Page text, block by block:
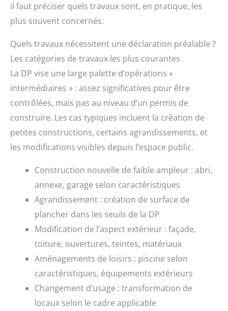
il faut préciser quels travaux sont, en pratique, les
plus souvent concernés.
Quels travaux nécessitent une déclaration préalable ?
Les catégories de travaux les plus courantes
La DP vise une large palette d’opérations «
intermédiaires » : assez significatives pour être
contrôlées, mais pas au niveau d’un permis de
construire. Les cas typiques incluent la création de
petites constructions, certains agrandissements, et
les modifications visibles depuis l’espace public.
Construction nouvelle de faible ampleur : abri,
annexe, garage selon caractéristiques
Agrandissement : création de surface de
plancher dans les seuils de la DP
Modification de l’aspect extérieur : façade,
toiture, ouvertures, teintes, matériaux
Aménagements de loisirs : piscine selon
caractéristiques, équipements extérieurs
Changement d’usage : transformation de
locaux selon le cadre applicable